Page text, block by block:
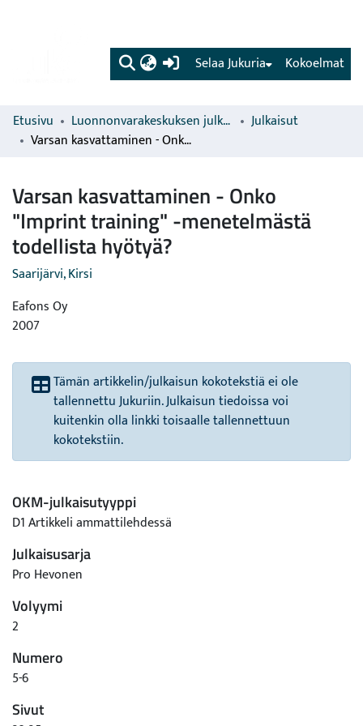
(current) Kokoelmat
Selaa Jukuria
Etusivu Luonnonvarakeskuksen julkaisut
Julkaisut
Varsan kasvattaminen - Onko "Imprint training" -menetelmästä todellista hyötyä?
Varsan kasvattaminen - Onko
"Imprint training" -menetelmästä
todellista hyötyä?
Saarijärvi, Kirsi
Eafons Oy
2007
Tämän artikkelin/julkaisun kokotekstiä ei ole
tallennettu Jukuriin. Julkaisun tiedoissa voi
kuitenkin olla linkki toisaalle tallennettuun
kokotekstiin.
OKM-julkaisutyyppi
D1 Artikkeli ammattilehdessä
Julkaisusarja
Pro Hevonen
Volyymi
2
Numero
5-6
Sivut